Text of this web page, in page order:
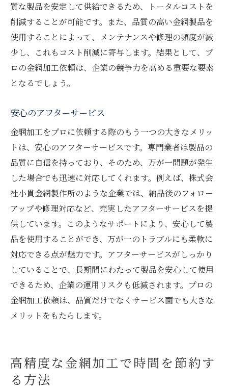
質な製品を安定して供給できるため、トータルコストを
削減することが可能です。また、品質の高い金網製品を
使用することによって、メンテナンスや修理の頻度が減
少し、これもコスト削減に寄与します。結果として、プ
ロの金網加工依頼は、企業の競争力を高める重要な要素
となるでしょう。
安心のアフターサービス
金網加工をプロに依頼する際のもう一つの大きなメリッ
トは、安心のアフターサービスです。専門業者は製品の
品質に自信を持っており、そのため、万が一問題が発生
した場合でも迅速に対応してくれます。例えば、株式会
社小貫金網製作所のような企業では、納品後のフォロー
アップや修理対応など、充実したアフターサービスを提
供しています。このようなサポートにより、安心して製
品を使用することができ、万が一のトラブルにも柔軟に
対応できる点が魅力です。アフターサービスがしっかり
していることで、長期間にわたって製品を安心して使用
できるため、企業の運用リスクも低減されます。プロの
金網加工依頼は、品質だけでなくサービス面でも大きな
メリットをもたらします。
高精度な金網加工で時間を節約す
る方法